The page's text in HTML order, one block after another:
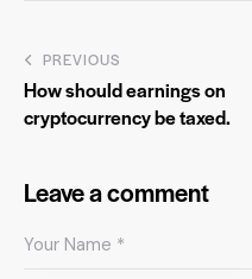
PREVIOUS
How should earnings on
cryptocurrency be taxed.
Leave a comment